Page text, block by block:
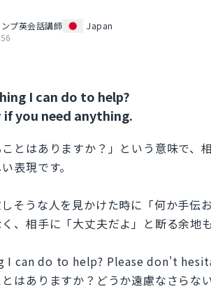
プ英会話講師
Japan
I can do to help?
if you need anything.
ことはありますか？」という意味で
表現です。
そうな人を見かけた時に「何か手伝
、相手に「大丈夫だよ」と断る余地
I can do to help? Please don't
はありますか？どうか遠慮なさらな